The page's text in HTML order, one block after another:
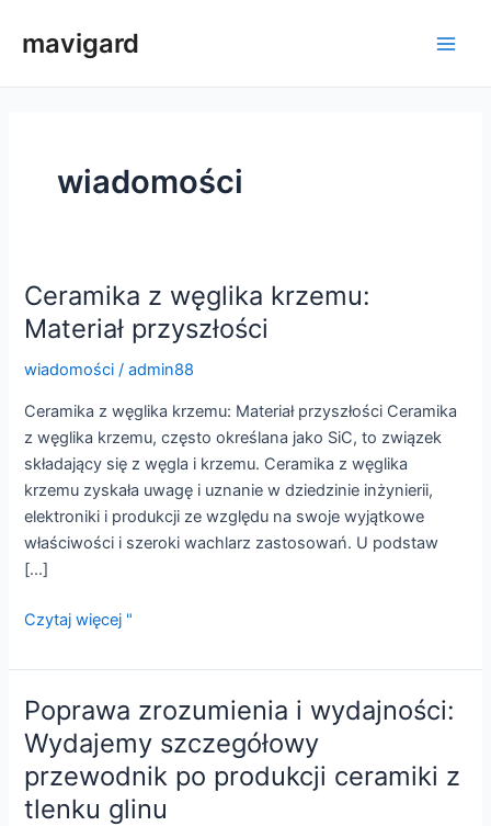
mavigard
wiadomości
Ceramika z węglika krzemu:
Materiał przyszłości
wiadomości /admin88
Ceramika z węglika krzemu: Materiał przyszłości Ceramika
z węglika krzemu, często określana jako SiC, to związek
składający się z węgla i krzemu. Ceramika z węglika
krzemu zyskała uwagę i uznanie w dziedzinie inżynierii,
elektroniki i produkcji ze względu na swoje wyjątkowe
właściwości i szeroki wachlarz zastosowań. U podstaw
[...]
Ceramika
węglika
krzemu:
Materiał
przyszłości
Czytaj więcej "
Poprawa zrozumienia i wydajności:
Wydajemy szczegółowy
przewodnik po produkcji ceramiki z
tlenku glinu